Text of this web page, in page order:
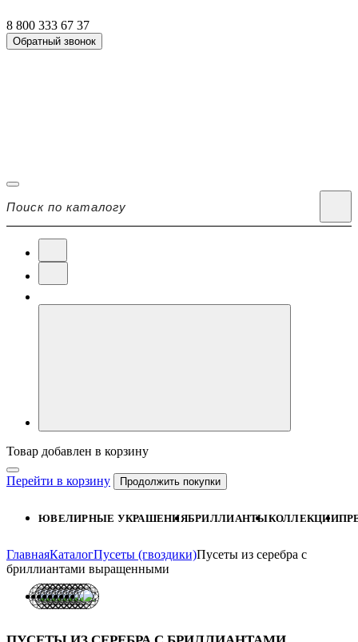
8 800 333 67 37
Обратный звонок
Товар добавлен в корзину
Перейти в корзину Продолжить покупки
ЮВЕЛИРНЫЕ УКРАШЕНИЯБРИЛЛИАНТЫКОЛЛЕКЦИИ
ГлавнаяКаталогПусеты (гвоздики)Пусеты из серебра с
бриллиантами выращенными